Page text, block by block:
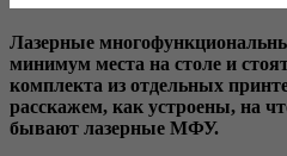
Лазерные
минимум места на столе и
комплекта из отдельных
расскажем, как устроены, на
бывают лазерные МФУ.